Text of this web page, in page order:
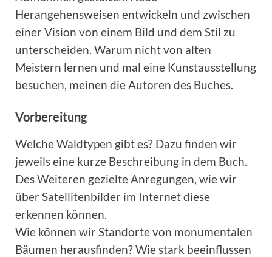
Herangehensweisen entwickeln und zwischen
einer Vision von einem Bild und dem Stil zu
unterscheiden. Warum nicht von alten
Meistern lernen und mal eine Kunstausstellung
besuchen, meinen die Autoren des Buches.
Vorbereitung
Welche Waldtypen gibt es? Dazu finden wir
jeweils eine kurze Beschreibung in dem Buch.
Des Weiteren gezielte Anregungen, wie wir
über Satellitenbilder im Internet diese
erkennen können.
Wie können wir Standorte von monumentalen
Bäumen herausfinden? Wie stark beeinflussen